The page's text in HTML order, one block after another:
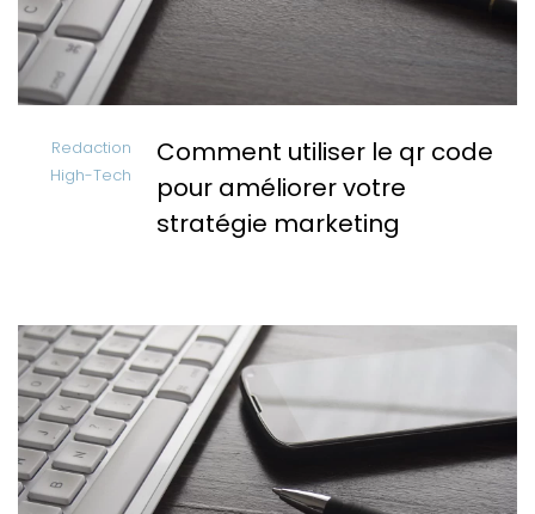
Redaction
High-Tech
Comment utiliser le qr code
pour améliorer votre
stratégie marketing